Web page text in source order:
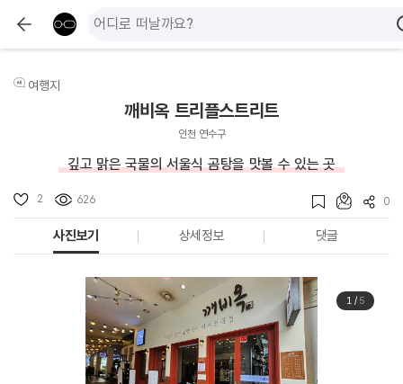
여행지
깨비옥 트리플스트리트
인천 연수구
깊고 맑은 국물의 서울식 곰탕을 맛볼 수 있는 곳
2 626 0
사진보기 상세정보 댓글
1/ 5